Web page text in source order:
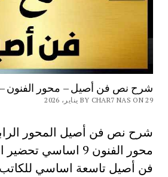
شرح نص فن أصيل – محور الفنون
BY CHAR7 NAS ON 29 يناير، 2026
شرح نص فن أصيل المحور
محور الفنون 9
فن أصيل تاسعة اساسي